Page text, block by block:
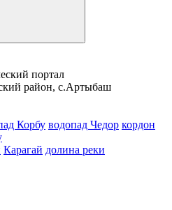
портал
район, с.Артыбаш
Корбу водопад Чедор кордон
Карагай долина реки